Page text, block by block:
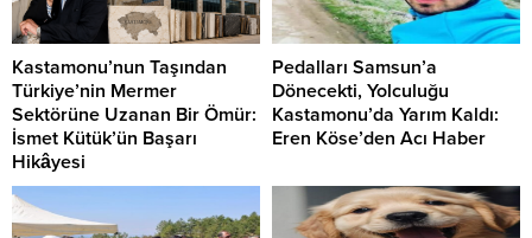
Kastamonu’nun Taşından
Türkiye’nin Mermer
Sektörüne Uzanan Bir Ömür:
İsmet Kütük’ün Başarı
Hikâyesi
Pedalları Samsun’a
Dönecekti, Yolculuğu
Kastamonu’da Yarım Kaldı:
Eren Köse’den Acı Haber